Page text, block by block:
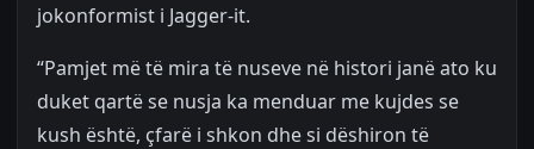
jokonformist i Jagger-it.
“Pamjet më të mira të nuseve në histori janë ato ku
duket qartë se nusja ka menduar me kujdes se
kush është, çfarë i shkon dhe si dëshiron të